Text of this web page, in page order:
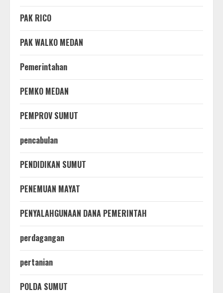
PAK RICO
PAK WALKO MEDAN
Pemerintahan
PEMKO MEDAN
PEMPROV SUMUT
pencabulan
PENDIDIKAN SUMUT
PENEMUAN MAYAT
PENYALAHGUNAAN DANA PEMERINTAH
perdagangan
pertanian
POLDA SUMUT